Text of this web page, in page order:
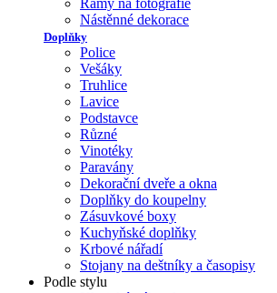
Rámy na fotografie
Nástěnné dekorace
Doplňky
Police
Vešáky
Truhlice
Lavice
Podstavce
Různé
Vinotéky
Paravány
Dekorační dveře a okna
Doplňky do koupelny
Zásuvkové boxy
Kuchyňské doplňky
Krbové nářadí
Stojany na deštníky a časopisy
Podle stylu